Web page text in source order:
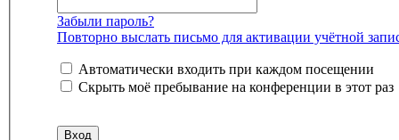
Забыли пароль?
Повторно выслать письмо для активации учётной
Автоматически входить при каждом посещении
Скрыть моё пребывание на конференции в этот раз